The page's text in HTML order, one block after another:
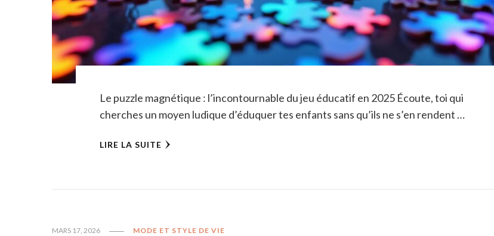
Le puzzle magnétique : l’incontournable du jeu éducatif en 2025 Écoute, toi qui
cherches un moyen ludique d’éduquer tes enfants sans qu’ils ne s’en rendent …
LIRE LA SUITE
MARS 17, 2026 MODE ET STYLE DE VIE